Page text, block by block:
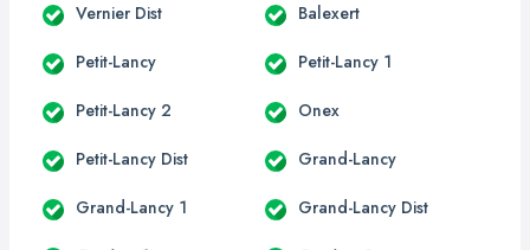
Vernier Dist Balexert
Petit-Lancy Petit-Lancy 1
Petit-Lancy 2 Onex
Petit-Lancy Dist Grand-Lancy
Grand-Lancy 1 Grand-Lancy Dist